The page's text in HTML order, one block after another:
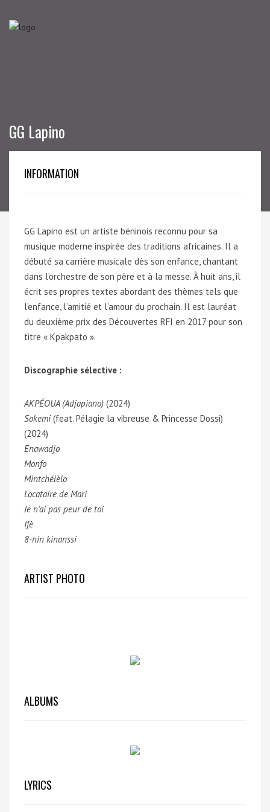
GG Lapino
INFORMATION
GG Lapino est un artiste béninois reconnu pour sa
musique moderne inspirée des traditions africaines. Il a
débuté sa carrière musicale dès son enfance, chantant
dans l’orchestre de son père et à la messe. À huit ans, il
écrit ses propres textes abordant des thèmes tels que
l’enfance, l’amitié et l’amour du prochain. Il est lauréat
du deuxième prix des Découvertes RFI en 2017 pour son
titre « Kpakpato ».
Discographie sélective :
AKPÉOUA (Adjapiano) (2024)
Sokemi (feat. Pélagie la vibreuse & Princesse Dossi)
(2024)
Enawadjo
Monfo
Mintchélèlo
Locataire de Mari
Je n’ai pas peur de toi
Ifè
8-nin kinanssi
ARTIST PHOTO
ALBUMS
LYRICS